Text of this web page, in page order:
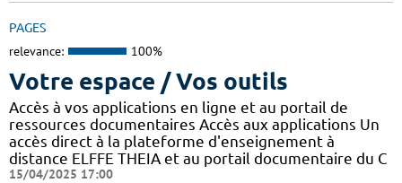
PAGES
relevance: 100%
Votre espace / Vos outils
Accès à vos applications en ligne et au portail de
ressources documentaires Accès aux applications Un
accès direct à la plateforme d'enseignement à
distance ELFFE THEIA et au portail documentaire du C
15/04/2025 17:00